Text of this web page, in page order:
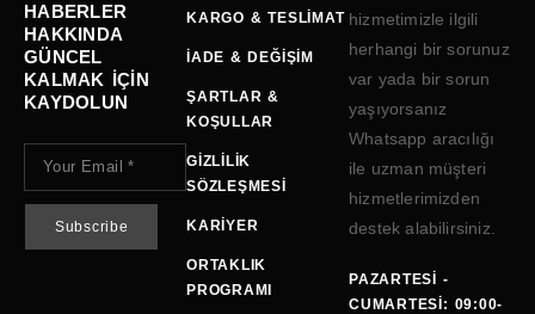
HABERLER
HAKKINDA
GÜNCEL
KALMAK IÇIN
KAYDOLUN
KARGO & TESLIMAT
İADE & DEĞIŞIM
ŞARTLAR &
KOŞULLAR
GIZLILIK
SÖZLEŞMESI
KARIYER
ORTAKLIK
PROGRAMI
hizmetimizle ilgili
herhangi bir sorunuz
var yada bir sorun
yaşıyorsanız
Whatsapp aracılığı
ile uzman müşteri
hizmetlerimizden
destek alabilirsiniz.
PAZARTESI -
CUMARTESI: 09:00-